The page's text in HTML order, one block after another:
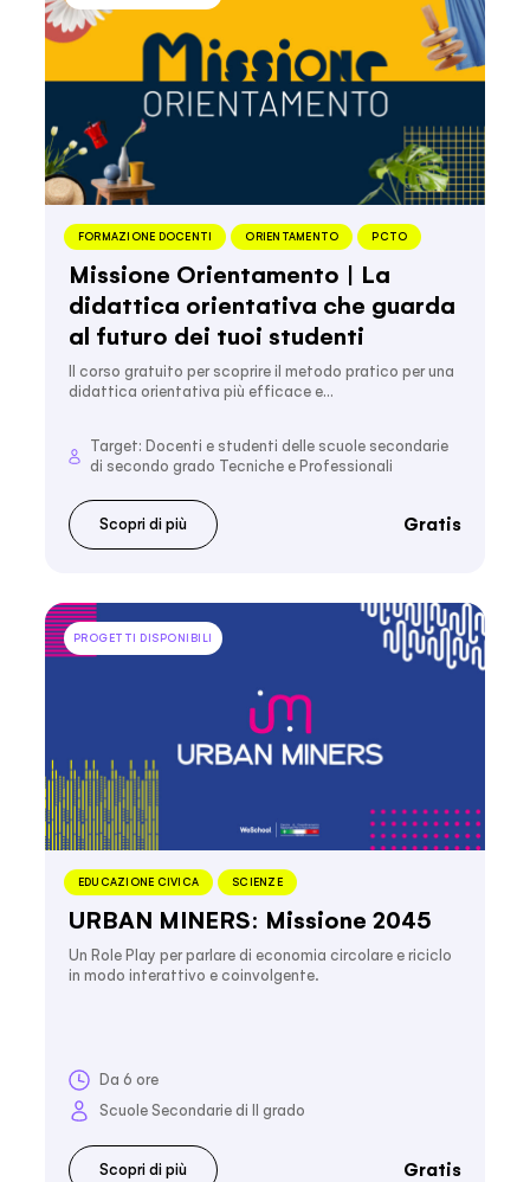
FORMAZIONE DOCENTI ORIENTAMENTO PCTO
Missione Orientamento | La
didattica orientativa che guarda
al futuro dei tuoi studenti
Il corso gratuito per scoprire il metodo pratico per una
didattica orientativa più efficace e…
Target: Docenti e studenti delle scuole secondarie
di secondo grado Tecniche e Professionali
Scopri di più Gratis
PROGETTI DISPONIBILI
EDUCAZIONE CIVICA SCIENZE
URBAN MINERS: Missione 2045
Un Role Play per parlare di economia circolare e riciclo
in modo interattivo e coinvolgente.
Da 6 ore
Scuole Secondarie di II grado
Scopri di più Gratis